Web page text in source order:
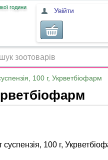
години Увійти
100 г, Укрветбіофарм
100 г,